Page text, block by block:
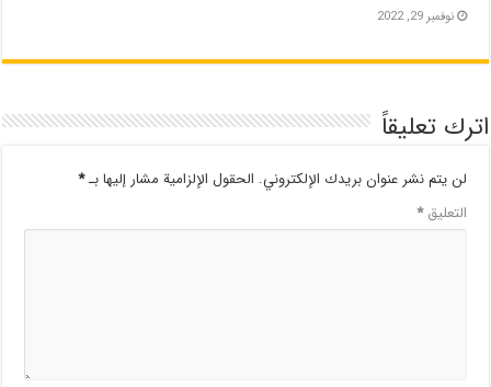
نوفمبر 29, 2022
اترك تعليقاً
لن يتم نشر عنوان بريدك الإلكتروني. الحقول الإلزامية مشار إليها بـ*
التعليق*